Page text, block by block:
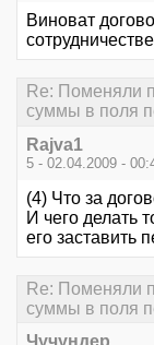
Виноват
Re: Поменяли
суммы в поля
Rajva1
5 - 02.04.2009 -
(4) Что за
И чего делать
его заставить
Re: Поменяли
суммы в поля
Чучундер